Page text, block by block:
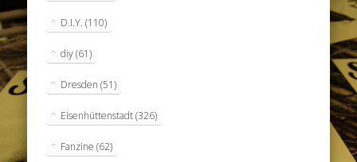
D.I.Y. (110)
diy(61)
Dresden (51)
Eisenhüttenstadt(326)
Fanzine (62)